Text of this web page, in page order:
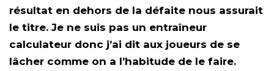
résultat en dehors de la défaite nous assurait
le titre. Je ne suis pas un entraîneur
calculateur donc j’ai dit aux joueurs de se
lâcher comme on a l’habitude de le faire.